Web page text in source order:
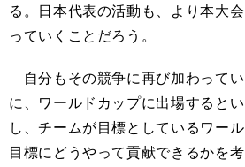
る。日本代表の活動も、より本大
っていくことだろう。
自分もその競争に再び加わって
に、ワールドカップに出場すると
し、チームが目標としているワー
目標にどうやって貢献できるかを